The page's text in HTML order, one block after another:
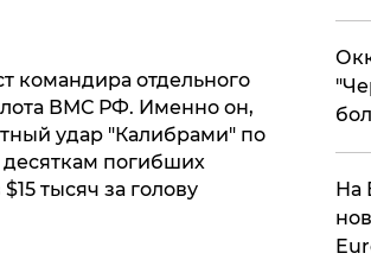
командира отдельного
ВМС РФ. Именно он,
удар "Калибрами" по
погибших
тысяч за голову
На